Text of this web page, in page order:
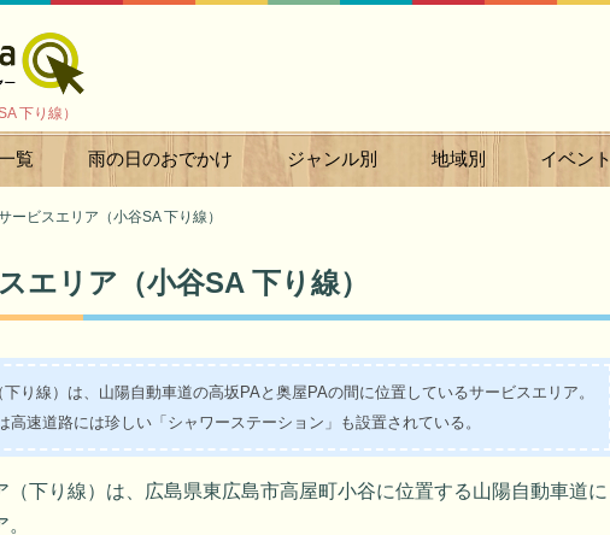
下り線）
覧 雨の日のおでかけ ジャンル別 地域別 イベント
ービスエリア（小谷SA 下り線）
エリア（小谷SA 下り線）
り線）は、山陽自動車道の高坂PAと奥屋PAの間に位置しているサービスエリア。
高速道路には珍しい「シャワーステーション」も設置されている。
（下り線）は、広島県東広島市高屋町小谷に位置する山陽自動車道に